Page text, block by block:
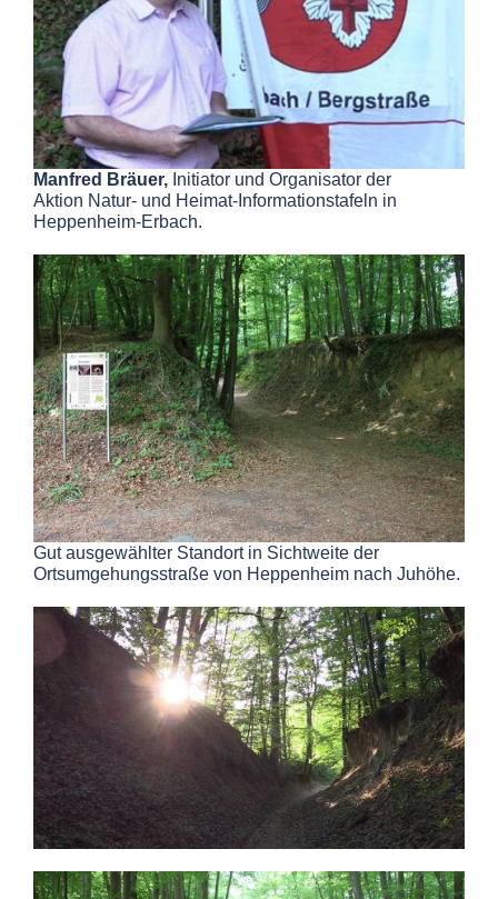
Manfred Bräuer, Initiator und Organisator der
Aktion Natur- und Heimat-Informationstafeln in
Heppenheim-Erbach.
Gut ausgewählter Standort in Sichtweite der
Ortsumgehungsstraße von Heppenheim nach Juhöhe.